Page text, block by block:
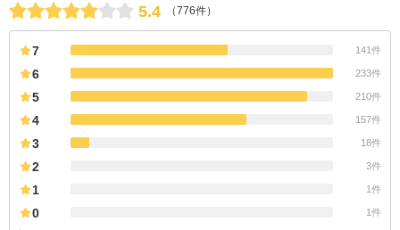
5.4 （776件）
7 141件
6 233件
5 210件
4 157件
3 18件
2 3件
1 1件
0 1件